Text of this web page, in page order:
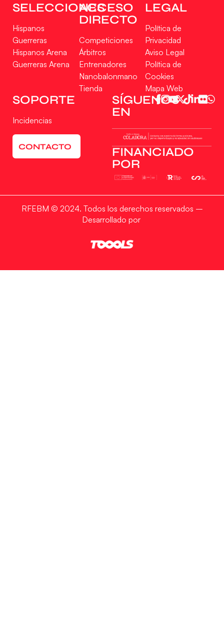
SELECCIONES
Hispanos
Guerreras
Hispanos Arena
Guerreras Arena
ACCESO
DIRECTO
Competiciones
Árbitros
Entrenadores
Nanobalonmano
Tienda
LEGAL
Política de
Privacidad
Aviso Legal
Política de
Cookies
Mapa Web
SOPORTE
Incidencias
CONTACTO
SÍGUENOS
EN
FINANCIADO
POR
RFEBM © 2024. Todos los derechos reservados –
Desarrollado por